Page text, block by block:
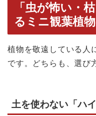
「虫が怖い・
るミニ観葉植
植物を敬遠している人
です。どちらも、選び
土を使わない「ハ